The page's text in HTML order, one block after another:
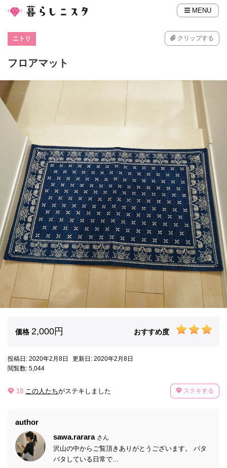
MENU
ニトリ クリップする
フロアマット
価格 2,000円 おすすめ度
投稿日: 2020年2月8日
更新日: 2020年2月8日
閲覧数: 5,044
18 この人たちがステキしました ステキする
author
sawa.rarara さん
沢山の中からご覧頂きありがとうございます。 バタ
バタしている日常で...